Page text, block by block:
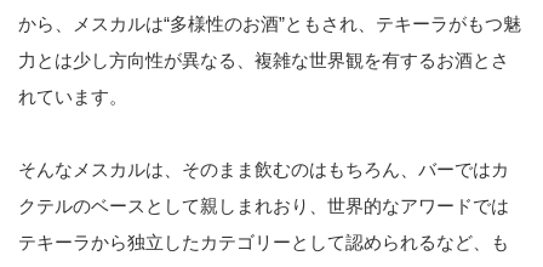
から、メスカルは“多様性のお酒”ともされ、テキーラがもつ魅
力とは少し方向性が異なる、複雑な世界観を有するお酒とさ
れています。
そんなメスカルは、そのまま飲むのはもちろん、バーではカ
クテルのベースとして親しまれおり、世界的なアワードでは
テキーラから独立したカテゴリーとして認められるなど、も